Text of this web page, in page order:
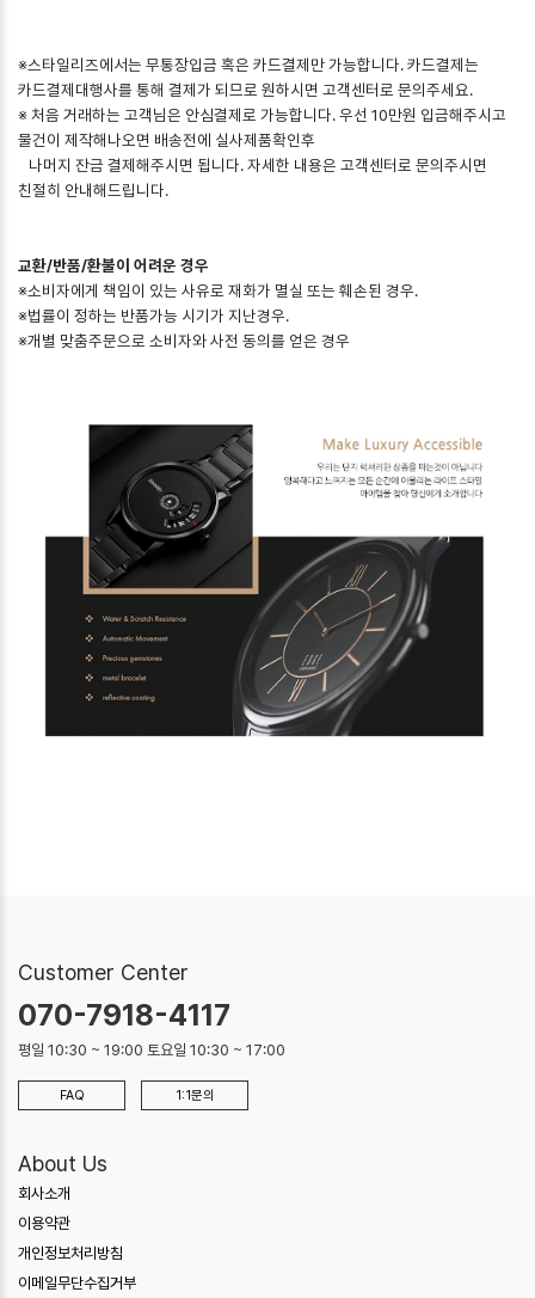
※스타일리즈에서는 무통장입금 혹은 카드결제만 가능합니다. 카드결제는
카드결제대행사를 통해 결제가 되므로 원하시면 고객센터로 문의주세요.
※ 처음 거래하는 고객님은 안심결제로 가능합니다. 우선 10만원 입금해주시고
물건이 제작해나오면 배송전에 실사제품확인후
나머지 잔금 결제해주시면 됩니다. 자세한 내용은 고객센터로 문의주시면
친절히 안내해드립니다.
교환/반품/환불이 어려운 경우
※소비자에게 책임이 있는 사유로 재화가 멸실 또는 훼손된 경우.
※법률이 정하는 반품가능 시기가 지난경우.
※개별 맞춤주문으로 소비자와 사전 동의를 얻은 경우
Customer Center
070-7918-4117
평일 10:30 ~ 19:00 토요일 10:30 ~ 17:00
FAQ 1:1문의
About Us
회사소개
이용약관
개인정보처리방침
이메일무단수집거부